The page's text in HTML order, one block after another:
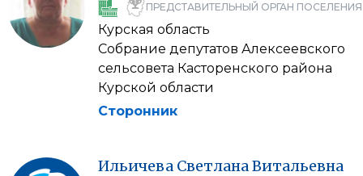
ПРЕДСТАВИТЕЛЬНЫЙ ОРГАН ПОСЕЛЕНИЯ
Курская область
Собрание депутатов Алексеевского
сельсовета Касторенского района
Курской области
Сторонник
Ильичева СветланаВитальевна